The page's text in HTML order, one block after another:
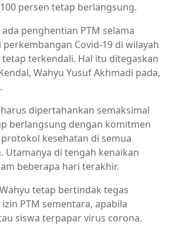
persen tetap berlangsung.
penghentian PTM selama
Covid-19 di wilayah
tetap terkendali. Hal itu ditegaskan
Wahyu Yusuf Akhmadi pada,
dipertahankan semaksimal
berlangsung dengan komitmen
kesehatan di semua
Utamanya di tengah kenaikan
beberapa hari terakhir.
tetap bertindak tegas
PTM sementara, apabila
siswa terpapar virus corona.